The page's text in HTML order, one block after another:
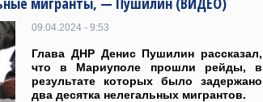
09.04.2024 - 9:53
Глава ДНР Денис Пушилин рассказал,
что в Мариуполе прошли рейды, в
результате которых было задержано
два десятка нелегальных мигрантов.